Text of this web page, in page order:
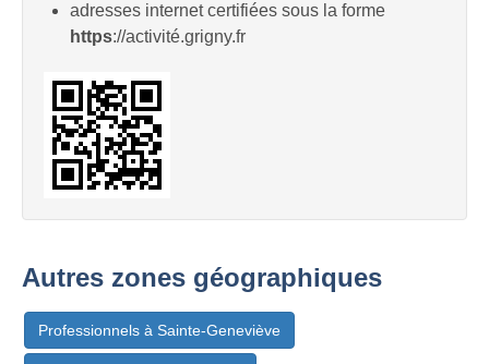
adresses internet certifiées sous la forme
https://activité.grigny.fr
Autres zones géographiques
Professionnels à Sainte-Geneviève